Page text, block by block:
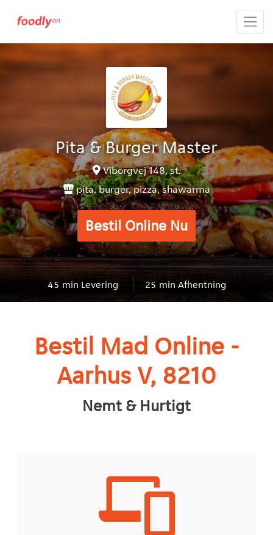
Pita & Burger Master
Viborgvej 148, st.
pita, burger, pizza, shawarma
Bestil Online Nu
45 min Levering 25 min Afhentning
Bestil Mad Online -
Aarhus V, 8210
Nemt & Hurtigt